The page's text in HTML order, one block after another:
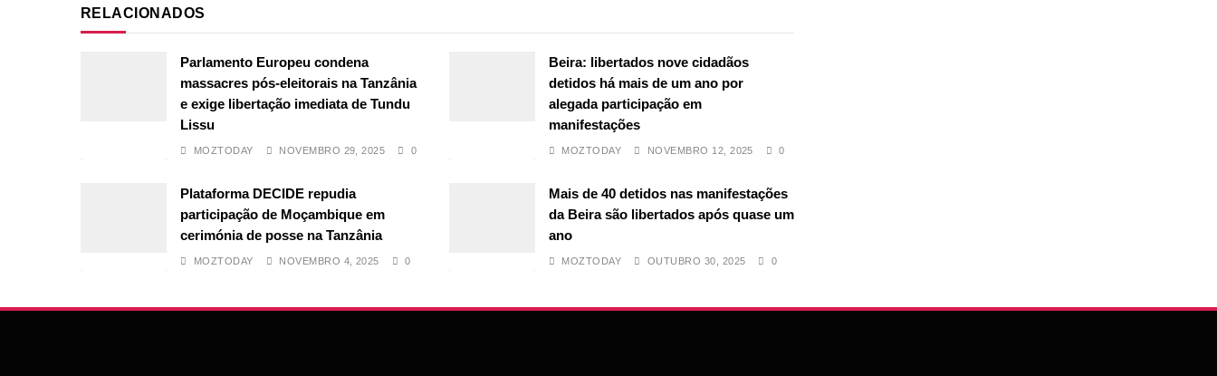
RELACIONADOS
Parlamento Europeu condena
massacres pós-eleitorais na Tanzânia
e exige libertação imediata de Tundu
Lissu
MOZTODAY NOVEMBRO 29, 2025 0
Beira: libertados nove cidadãos
detidos há mais de um ano por
alegada participação em
manifestações
MOZTODAY NOVEMBRO 12, 2025 0
Plataforma DECIDE repudia
participação de Moçambique em
cerimónia de posse na Tanzânia
MOZTODAY NOVEMBRO 4, 2025 0
Mais de 40 detidos nas manifestações
da Beira são libertados após quase um
ano
MOZTODAY OUTUBRO 30, 2025 0